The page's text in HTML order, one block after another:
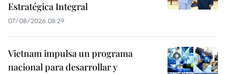
Estratégica Integral
07/08/2026 08:29
Vietnam impulsa un programa
nacional para desarrollar y